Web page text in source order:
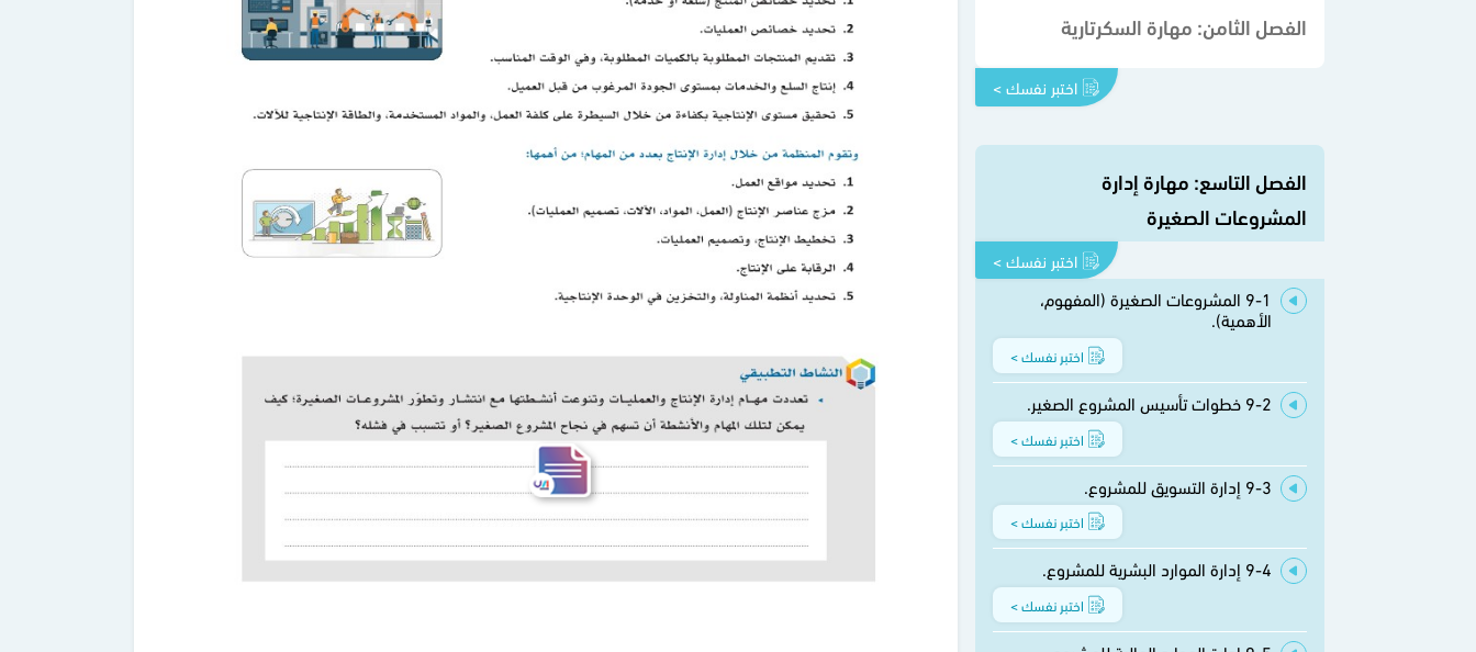
الفصل الثامن: مهارة السكرتارية
اختبر نفسك >
الفصل التاسع: مهارة إدارة
المشروعات الصغيرة
اختبر نفسك >
9-1 المشروعات الصغيرة (المفهوم،
الأهمية).
اختبر نفسك >
9-2 خطوات تأسيس المشروع الصغير.
اختبر نفسك >
9-3 إدارة التسويق للمشروع.
اختبر نفسك >
9-4 إدارة الموارد البشرية للمشروع.
اختبر نفسك >